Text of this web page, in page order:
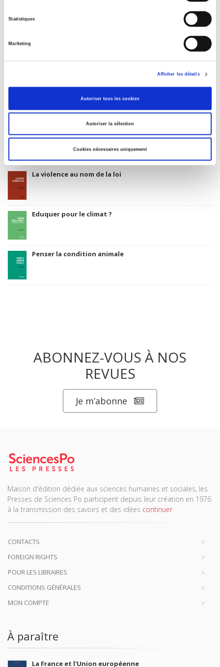
Statistiques
Marketing
Afficher les détails
Autoriser tous les cookies
Autoriser la sélection
Cookies nécessaires uniquement
Classification thématique Thema: Politique et gouvernement
Salariés en justice
La violence au nom de la loi
Eduquer pour le climat ?
Penser la condition animale
ABONNEZ-VOUS À NOS
REVUES
Je m’abonne
Maison d'édition dédiée aux sciences humaines et sociales, les
Presses de Sciences Po participent depuis leur création en 1976
à la transmission des savoirs et des idées continuer
CONTACTS
FOREIGN RIGHTS
POUR LES LIBRAIRES
CONDITIONS GÉNÉRALES
MON COMPTE
À paraître
La France et l'Union européenne